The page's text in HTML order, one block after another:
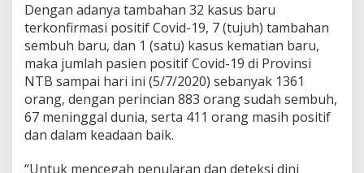
Dengan adanya tambahan 32 kasus baru
terkonfirmasi positif Covid-19, 7 (tujuh) tambahan
sembuh baru, dan 1 (satu) kasus kematian baru,
maka jumlah pasien positif Covid-19 di Provinsi
NTB sampai hari ini (5/7/2020) sebanyak 1361
orang, dengan perincian 883 orang sudah sembuh,
67 meninggal dunia, serta 411 orang masih positif
dan dalam keadaan baik.
“Untuk mencegah penularan dan deteksi dini